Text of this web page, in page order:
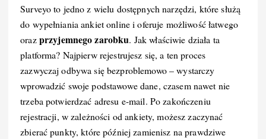
c
e
b
o
o
k
er
e
st
m
bl
r
d
di
t
k
e
d
I
n
p
y
Li
n
k
Surveyo to jedno z wielu dostępnych narzędzi, które służą
do wypełniania ankiet online i oferuje możliwość łatwego
orazprzyjemnego zarobku. Jak właściwie działa ta
platforma? Najpierw rejestrujesz się, a ten proces
zazwyczaj odbywa się bezproblemowo – wystarczy
wprowadzić swoje podstawowe dane, czasem nawet nie
trzeba potwierdzać adresu e-mail. Po zakończeniu
rejestracji, w zależności od ankiety, możesz zaczynać
zbierać punkty, które później zamienisz na prawdziwe